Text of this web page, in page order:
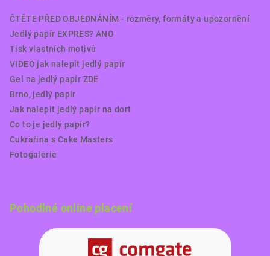
ČTĚTE PŘED OBJEDNÁNÍM - rozměry, formáty a upozornění
Jedlý papír EXPRES? ANO
Tisk vlastních motivů
VIDEO jak nalepit jedlý papír
Gel na jedlý papír ZDE
Brno, jedlý papír
Jak nalepit jedlý papír na dort
Co to je jedlý papír?
Cukrařina s Cake Masters
Fotogalerie
Pohodlné online placení